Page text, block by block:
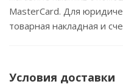
MasterCard. Для
товарная накладная и
Условия доставки